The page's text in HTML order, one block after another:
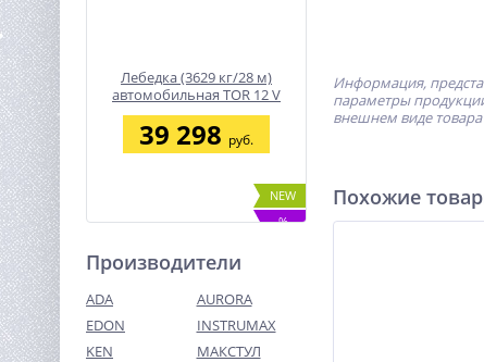
Лебедка (3629 кг/28 м)
автомобильная TOR 12 V
P8000
39 298 руб.
NEW
%
Производители
ADA
AURORA
EDON
INSTRUMAX
KEN
МАКСТУЛ
Информация,
параметры
внешнем виде
Похожие